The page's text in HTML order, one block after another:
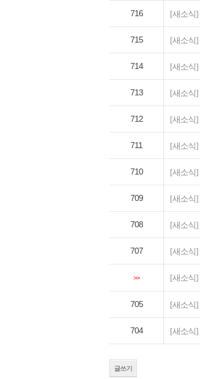
716 [새소식]
715 [새소식]
714 [새소식]
713 [새소식]
712 [새소식]
711 [새소식]
710 [새소식]
709 [새소식]
708 [새소식]
707 [새소식]
>> [새소식]
705 [새소식]
704 [새소식]
글쓰기